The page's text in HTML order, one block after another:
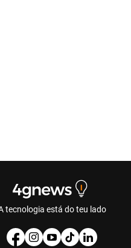
tecnologia está do teu lado